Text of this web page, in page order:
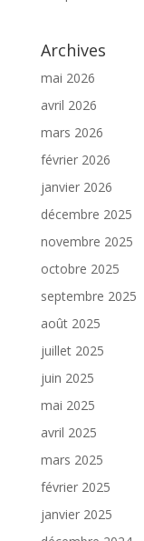
Archives
mai 2026
avril 2026
mars 2026
février 2026
janvier 2026
décembre 2025
novembre 2025
octobre 2025
septembre 2025
août 2025
juillet 2025
juin 2025
mai 2025
avril 2025
mars 2025
février 2025
janvier 2025